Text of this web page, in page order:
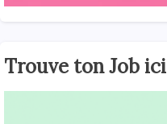
Trouve ton Job ici